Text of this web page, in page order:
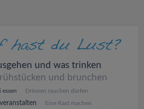
und was trinken
und brunchen
essen Drinnen rauchen dürfen
Eine Rast machen